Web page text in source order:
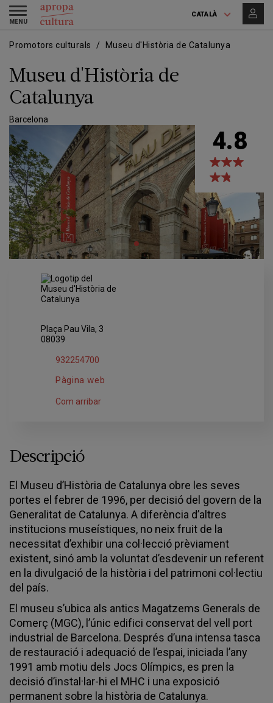
Vés
contingut
Skip
main
CATALÀ
Toggle
navigation
Promotors culturals Museu d'Història de Catalunya
Museu d'Història de
Catalunya
Barcelona
4.8
Plaça Pau Vila, 3
08039
932254700
Pàgina web
Com arribar
Descripció
El Museu d’Història de Catalunya obre les seves
portes el febrer de 1996, per decisió del govern de la
Generalitat de Catalunya. A diferència d’altres
institucions museístiques, no neix fruit de la
necessitat d’exhibir una col·lecció prèviament
existent, sinó amb la voluntat d’esdevenir un referent
en la divulgació de la història i del patrimoni col·lectiu
del país.
El museu s’ubica als antics Magatzems Generals de
Comerç (MGC), l’únic edifici conservat del vell port
industrial de Barcelona. Després d’una intensa tasca
de restauració i adequació de l’espai, iniciada l’any
1991 amb motiu dels Jocs Olímpics, es pren la
decisió d’instal·lar-hi el MHC i una exposició
permanent sobre la història de Catalunya.